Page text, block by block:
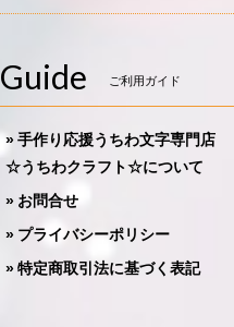
Guide ご利用ガイド
手作り応援うちわ文字専門店
☆うちわクラフト☆について
お問合せ
プライバシーポリシー
特定商取引法に基づく表記